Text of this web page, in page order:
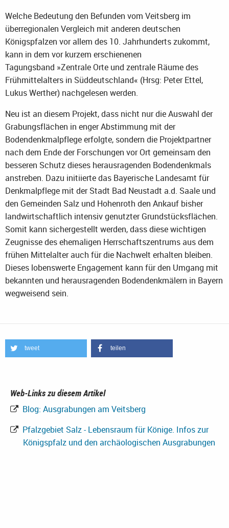
Welche Bedeutung den Befunden vom Veitsberg im
überregionalen Vergleich mit anderen deutschen
Königspfalzen vor allem des 10. Jahrhunderts zukommt,
kann in dem vor kurzem erschienenen
Tagungsband »Zentrale Orte und zentrale Räume des
Frühmittelalters in Süddeutschland« (Hrsg: Peter Ettel,
Lukus Werther) nachgelesen werden.
Neu ist an diesem Projekt, dass nicht nur die Auswahl der
Grabungsflächen in enger Abstimmung mit der
Bodendenkmalpflege erfolgte, sondern die Projektpartner
nach dem Ende der Forschungen vor Ort gemeinsam den
besseren Schutz dieses herausragenden Bodendenkmals
anstreben. Dazu initiierte das Bayerische Landesamt für
Denkmalpflege mit der Stadt Bad Neustadt a.d. Saale und
den Gemeinden Salz und Hohenroth den Ankauf bisher
landwirtschaftlich intensiv genutzter Grundstücksflächen.
Somit kann sichergestellt werden, dass diese wichtigen
Zeugnisse des ehemaligen Herrschaftszentrums aus dem
frühen Mittelalter auch für die Nachwelt erhalten bleiben.
Dieses lobenswerte Engagement kann für den Umgang mit
bekannten und herausragenden Bodendenkmälern in Bayern
wegweisend sein.
tweet teilen
Web-Links zu diesem Artikel
Blog: Ausgrabungen am Veitsberg
Pfalzgebiet Salz - Lebensraum für Könige. Infos zur
Königspfalz und den archäologischen Ausgrabungen